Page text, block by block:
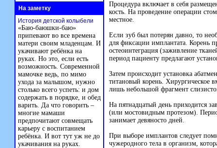
Процедура включает в себя
кость. На проведение операции
местное.
Если зуб был потерян давно, то
для фиксации имплантата. Корень
остеоинтеграция (заживление
период пациенту предлагают
Затем происходит установка
титановый корень. Хирургическое
лишь небольшой фрагмент
На пятнадцатый день приходится
(или мостовидным протезом).
занимает девяносто дней.
При выборе имплантов следует
чужеродного тела в организм,
На заметку
История детской колыбели
«Баю-баюшки-баю»
припевают во все времена
матери своим младенцам. И
укачивают ребёнка на
руках. Но это, если есть
возможность. Современной
мамочке ведь, по мимо
ухода за малышом, нужно
столько всего успеть: и дом
содержать в порядке, и обед
варить. Да что говорить –
многие мамаши
предпочитают совмещать
карьеру с воспитанием
ребёнка. И вот тут уж не до
укачивания на руках.